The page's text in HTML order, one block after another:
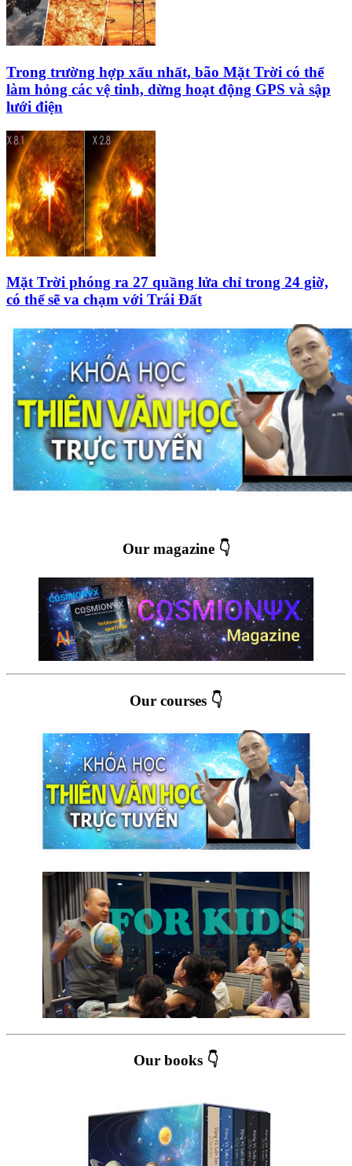
Trong trường hợp xấu nhất, bão Mặt Trời có thể
làm hỏng các vệ tinh, dừng hoạt động GPS và sập
lưới điện
Mặt Trời phóng ra 27 quầng lửa chỉ trong 24 giờ,
có thể sẽ va chạm với Trái Đất
Our magazine 👇
Our courses 👇
Our books 👇